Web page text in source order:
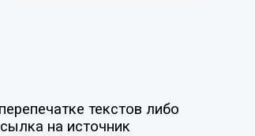
текстов либо
на источник